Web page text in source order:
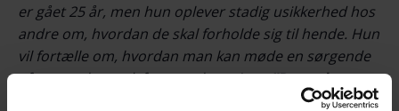
er gået 25 år, men hun oplever stadig usikkerhed hos
andre om, hvordan de skal forholde sig til hende. Hun
vil fortælle om, hvordan man kan møde en sørgende
efter et selvmord, for, som hun siger:”Der er kun os,
som har oplevet voldsomme tab, til at fortælle,